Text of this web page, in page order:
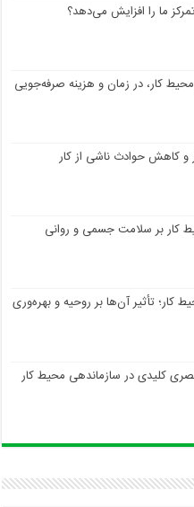
ما را افزایش می‌دهد؟
کار، در زمان و هزینه صرفه‌جویی
و کاهش حوادث ناشی از کار
کار بر سلامت جسمی و روانی
کار؛ تأثیر آن‌ها بر روحیه و بهره‌وری
کلیدی در سازماندهی محیط کار